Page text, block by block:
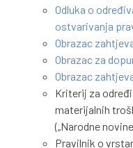
Odluka o
ostvarivanja
Obrazac
Obrazac za
Obrazac
Kriterij za
materijalnih
(„Narodne
Pravilnik o